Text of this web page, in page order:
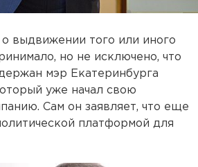
выдвижении того или иного
но не исключено, что
мэр Екатеринбурга
уже начал свою
Сам он заявляет, что еще
платформой для